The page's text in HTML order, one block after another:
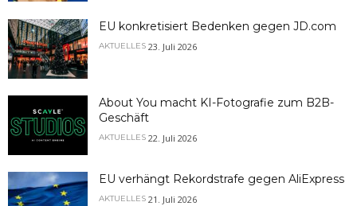
EU konkretisiert Bedenken gegen JD.com
AKTUELLES 23. Juli 2026
About You macht KI-Fotografie zum B2B-
Geschäft
AKTUELLES 22. Juli 2026
EU verhängt Rekordstrafe gegen AliExpress
AKTUELLES 21. Juli 2026